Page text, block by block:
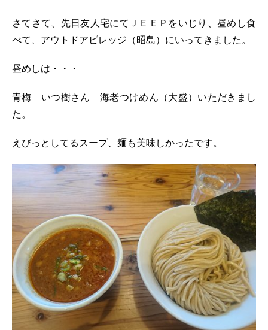
さてさて、先日友人宅にてＪＥＥＰをいじり、昼めし食
べて、アウトドアビレッジ（昭島）にいってきました。
昼めしは・・・
青梅 いつ樹さん 海老つけめん（大盛）いただきまし
た。
えびっとしてるスープ、麺も美味しかったです。